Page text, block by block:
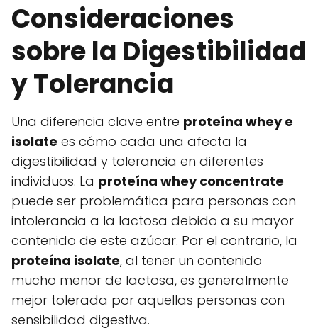
Consideraciones
sobre la Digestibilidad
y Tolerancia
Una diferencia clave entre proteína whey e
isolate es cómo cada una afecta la
digestibilidad y tolerancia en diferentes
individuos. La proteína whey concentrate
puede ser problemática para personas con
intolerancia a la lactosa debido a su mayor
contenido de este azúcar. Por el contrario, la
proteína isolate, al tener un contenido
mucho menor de lactosa, es generalmente
mejor tolerada por aquellas personas con
sensibilidad digestiva.